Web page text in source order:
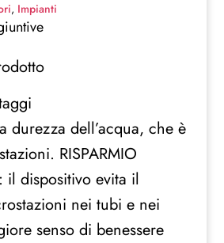
, Impianti
durezza dell’acqua, che è
RISPARMIO
il dispositivo evita il
nei tubi e nei
senso di benessere